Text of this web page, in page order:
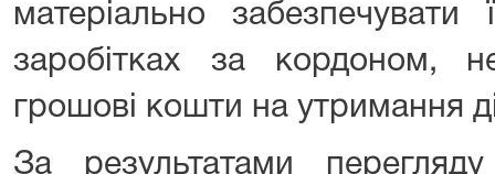
матеріально
заробітках за кордоном,
грошові кошти на утримання
За результатами